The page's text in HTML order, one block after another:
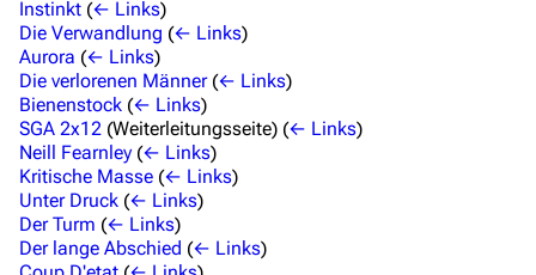
Stargate SG-1
Stargate Atlantis
Stargate Universe
Stargate Origins
Stargate Infinity
Stargate-Romane
Instinkt (← Links)
Die Verwandlung (← Links)
Aurora (← Links)
Die verlorenen Männer (← Links)
Bienenstock (← Links)
SGA 2x12 (Weiterleitungsseite) (← Links)
Neill Fearnley (← Links)
Kritische Masse (← Links)
Unter Druck (← Links)
Der Turm (← Links)
Der lange Abschied (← Links)